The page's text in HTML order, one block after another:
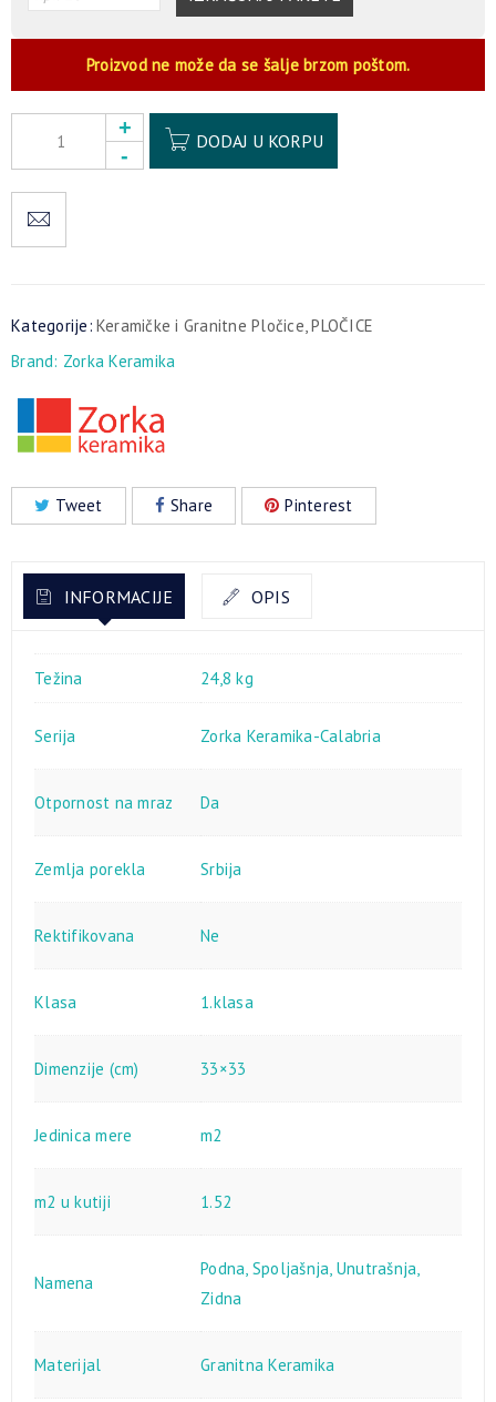
Proizvod ne može da se šalje brzom poštom.
DODAJ U KORPU
Kategorije: Keramičke i Granitne Pločice,PLOČICE
Brand: Zorka Keramika
Tweet Share Pinterest
INFORMACIJE OPIS
Težina 24,8 kg
Serija Zorka Keramika-Calabria
Otpornost na mraz Da
Zemlja porekla Srbija
Rektifikovana Ne
Klasa 1.klasa
Dimenzije (cm) 33×33
Jedinica mere m2
m2 u kutiji 1.52
Namena
Podna, Spoljašnja, Unutrašnja,
Zidna
Materijal Granitna Keramika